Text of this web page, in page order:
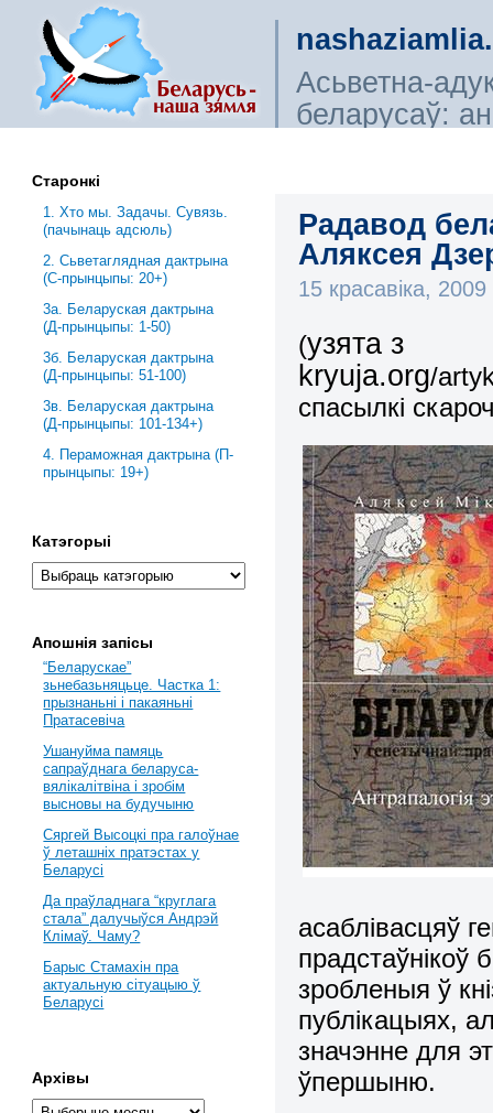
Асьветна-
беларусаў:
Радавод
Аляксея
15 красавіка, 2009
(узята з
kryuja.org/
спасылкі
асаблівасцяў
прадстаўнікоў
зробленыя ў
публікацыях,
значэнне для
ўпершыню.
Старонкі
1. Хто мы. Задачы. Сувязь.
(пачынаць адсюль)
2. Сьветаглядная дактрына
(С-прынцыпы: 20+)
3a. Беларуская дактрына
(Д-прынцыпы: 1-50)
3б. Беларуская дактрына
(Д-прынцыпы: 51-100)
3в. Беларуская дактрына
(Д-прынцыпы: 101-134+)
4. Пераможная дактрына (П-
прынцыпы: 19+)
Катэгорыі
Апошнія запісы
“Беларускае”
зьнебазьняцьце. Частка 1:
прызнаньні і пакаяньні
Пратасевіча
Ушануйма памяць
сапраўднага беларуса-
вялікалітвіна і зробім
высновы на будучыню
Сяргей Высоцкі пра галоўнае
ў леташніх пратэстах у
Беларусі
Да праўладнага “круглага
стала” далучыўся Андрэй
Клімаў. Чаму?
Барыс Стамахін пра
актуальную сітуацыю ў
Беларусі
Архівы